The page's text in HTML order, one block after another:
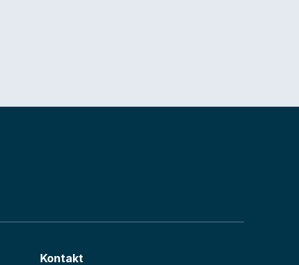
Kontakt